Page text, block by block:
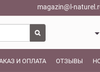
magazin@l-
И ОПЛАТА ОТЗЫВЫ